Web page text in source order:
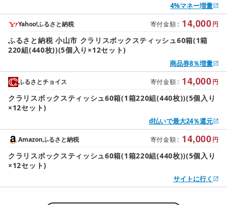
4%マネー増量
寄付金額 : 14,000円
Yahoo!ふるさと納税
ふるさと納税 小山市 クラリスボックスティッシュ60箱(1箱
220組(440枚))(5個入り×12セット)
商品券8％増量
寄付金額 : 14,000円
ふるさとチョイス
クラリスボックスティッシュ60箱(1箱220組(440枚))(5個入り
×12セット)
d払いで最大24％還元
寄付金額 : 14,000円
Amazonふるさと納税
クラリスボックスティッシュ60箱(1箱220組(440枚))(5個入り
×12セット)
サイトに行く